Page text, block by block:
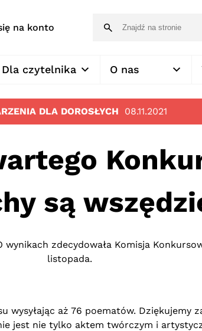
na konto
Dla czytelnika O nas
DLA DOROSŁYCH 08.11.2021
są
zdecydowała Komisja
listopada.
aż 76 poematów. Dziękujemy
jest nie tylko aktem twórczym i